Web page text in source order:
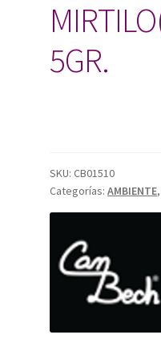
5GR.
SKU:CB01510
Categorías:AMBIENTE,